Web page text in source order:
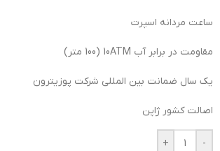
ساعت مردانه اسپرت
مقاومت در برابر آب 10ATM (100 متر)
یک سال ضمانت بین المللی شرکت پوزیترون
اصالت کشور ژاپن
-
+